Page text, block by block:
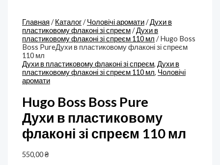
Главная /Каталог/Чоловічі аромати/Духи в
пластиковому флаконі зі спреєм/Духи в
пластиковому флаконі зі спреєм 110 мл / Hugo Boss
Boss PureДухи в пластиковому флаконі зі спреєм
110 мл
Духи в пластиковому флаконі зі спреєм,Духи в
пластиковому флаконі зі спреєм 110 мл, Чоловічі
аромати
Hugo Boss Boss Pure
Духи в пластиковому
флаконі зі спреєм 110 мл
550,00₴